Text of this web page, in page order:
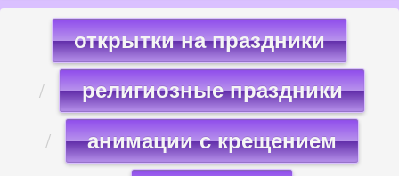
открытки на праздники
религиозные праздники
анимации с крещением